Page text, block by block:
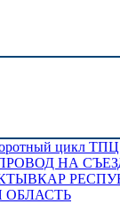
цикл
НА
ОБЛАСТЬ